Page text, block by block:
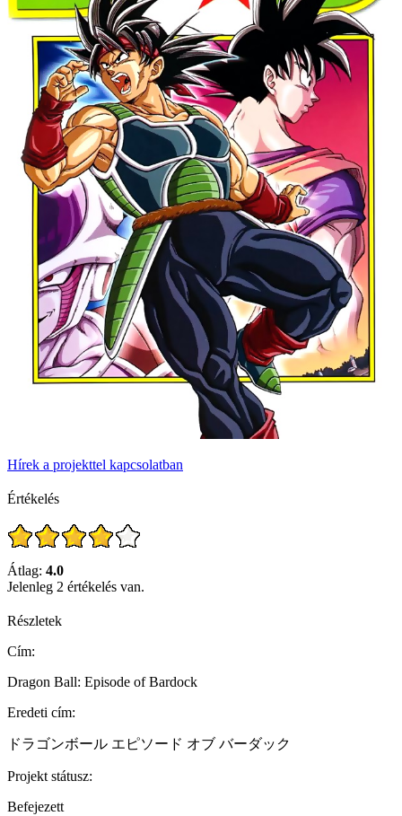
Hírek a projekttel kapcsolatban
Értékelés
Átlag: 4.0
Jelenleg 2 értékelés van.
Részletek
Cím:
Dragon Ball: Episode of Bardock
Eredeti cím:
ドラゴンボール エピソード オブ バーダック
Projekt státusz:
Befejezett